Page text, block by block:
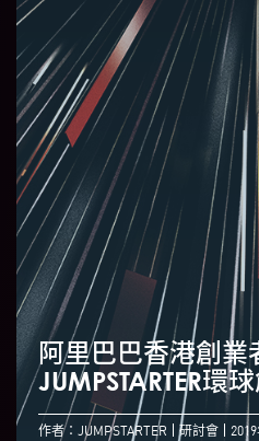
阿里巴巴香港創業
JUMPSTARTER環
作者：JUMPSTARTER 研討會